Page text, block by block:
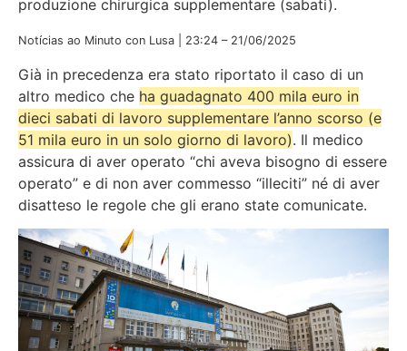
produzione chirurgica supplementare (sabati).
Notícias ao Minuto con Lusa | 23:24 – 21/06/2025
Già in precedenza era stato riportato il caso di un
altro medico che ha guadagnato 400 mila euro in
dieci sabati di lavoro supplementare l’anno scorso (e
51 mila euro in un solo giorno di lavoro). Il medico
assicura di aver operato “chi aveva bisogno di essere
operato” e di non aver commesso “illeciti” né di aver
disatteso le regole che gli erano state comunicate.